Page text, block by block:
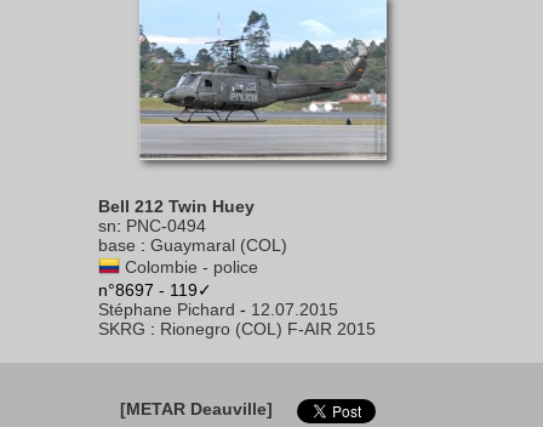
Bell 212 Twin Huey
sn: PNC-0494
base : Guaymaral (COL)
Colombie - police
n°8697 - 119✓
Stéphane Pichard - 12.07.2015
SKRG : Rionegro (COL) F-AIR 2015
[METAR Deauville]